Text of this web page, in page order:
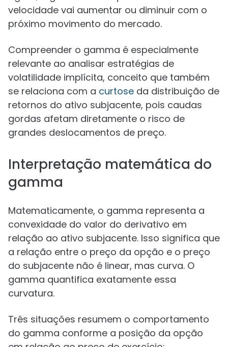
velocidade vai aumentar ou diminuir com o
próximo movimento do mercado.
Compreender o gamma é especialmente
relevante ao analisar estratégias de
volatilidade implícita, conceito que também
se relaciona com a curtose da distribuição de
retornos do ativo subjacente, pois caudas
gordas afetam diretamente o risco de
grandes deslocamentos de preço.
Interpretação matemática do
gamma
Matematicamente, o gamma representa a
convexidade do valor do derivativo em
relação ao ativo subjacente. Isso significa que
a relação entre o preço da opção e o preço
do subjacente não é linear, mas curva. O
gamma quantifica exatamente essa
curvatura.
Três situações resumem o comportamento
do gamma conforme a posição da opção